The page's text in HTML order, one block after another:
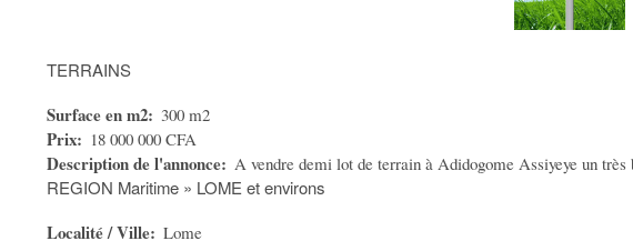
TERRAINS
Surface en m2 300 m2
Prix 18 000 000 CFA
Description de l'annonce A vendre demi lot de terrain à Adidogome Assiyeye un
REGION Maritime » LOME et environs
Localité / Ville Lome